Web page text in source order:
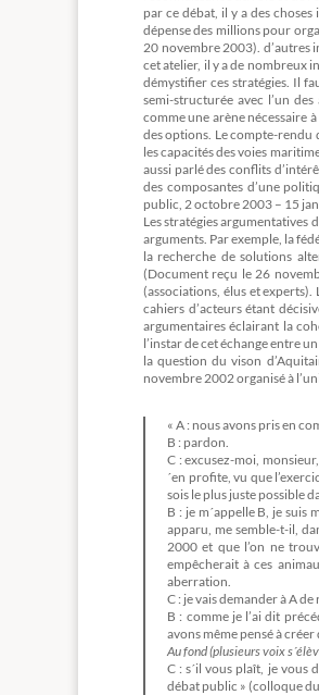
par ce débat, il y a des
dépense des millions pour
20 novembre 2003). d’autres
cet atelier, il y a de nombreux
démystifier ces stratégies. Il
semi-structurée avec l’un
comme une arène nécessaire
des options. Le compte-rendu
les capacités des voies
aussi parlé des conflits
des composantes d’une
public, 2 octobre 2003 – 15
Les stratégies argumentatives
arguments. Par exemple, la
la recherche de solutions
(Document reçu le 26
(associations, élus et
cahiers d’acteurs étant
argumentaires éclairant la
l’instar de cet échange entre
la question du vison
novembre 2002 organisé à
« A : nous avons pris en
B : pardon.
C : excusez-moi,
´en profite, vu que
sois le plus juste possible
B : je m´appelle B, je
apparu, me semble-t-il,
2000 et que l’on ne
empêcherait à ces
aberration.
C : je vais demander à A
B : comme je l’ai dit
avons même pensé à
Au fond (plusieurs voix
C : s´il vous plaît, je vous
débat public » (colloque